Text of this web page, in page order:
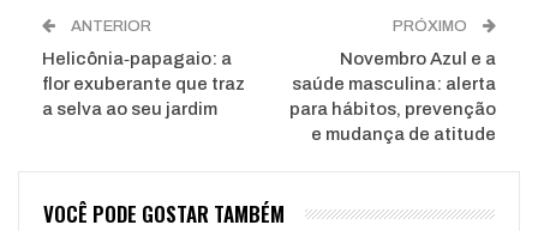
ANTERIOR
Helicônia‑papagaio: a
flor exuberante que traz
a selva ao seu jardim
PRÓXIMO
Novembro Azul e a
saúde masculina: alerta
para hábitos, prevenção
e mudança de atitude
VOCÊ PODE GOSTAR TAMBÉM